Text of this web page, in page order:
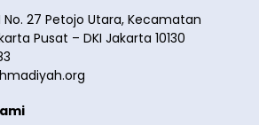
No. 27 Petojo Utara, Kecamatan
Pusat – DKI Jakarta 10130